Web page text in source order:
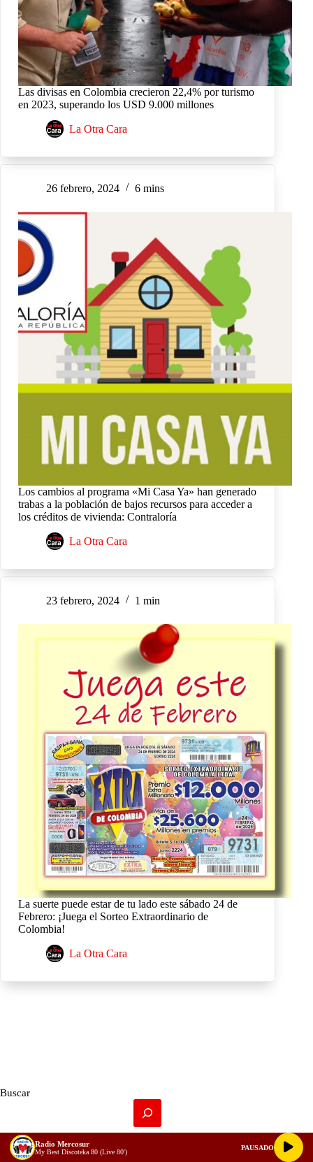
Las divisas en Colombia crecieron 22,4% por turismo
en 2023, superando los USD 9.000 millones
La Otra Cara
26 febrero, 2024 6 mins
Los cambios al programa «Mi Casa Ya» han generado
trabas a la población de bajos recursos para acceder a
los créditos de vivienda: Contraloría
La Otra Cara
23 febrero, 2024 1 min
La suerte puede estar de tu lado este sábado 24 de
Febrero: ¡Juega el Sorteo Extraordinario de
Colombia!
La Otra Cara
Buscar
Radio Mercosur
My Best Discoteka 80 (Live 80')
PAUSADO